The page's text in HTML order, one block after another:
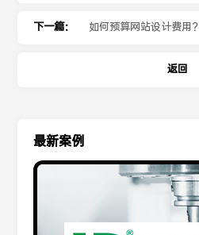
下一篇： 如何预算网站设计费用？
返回
最新案例